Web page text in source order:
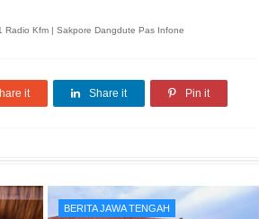
Radio Kfm | Sakpore Dangdute Pas Infone
it Share it Pin it
BERITA JAWA TENGAH